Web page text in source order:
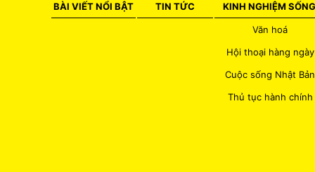
BÀI VIẾT NỔI BẬT TIN TỨC KINH NGHIỆM SỐNG
Văn hoá
Hội thoại hàng ngày
Cuộc sống Nhật Bản
Thủ tục hành chính